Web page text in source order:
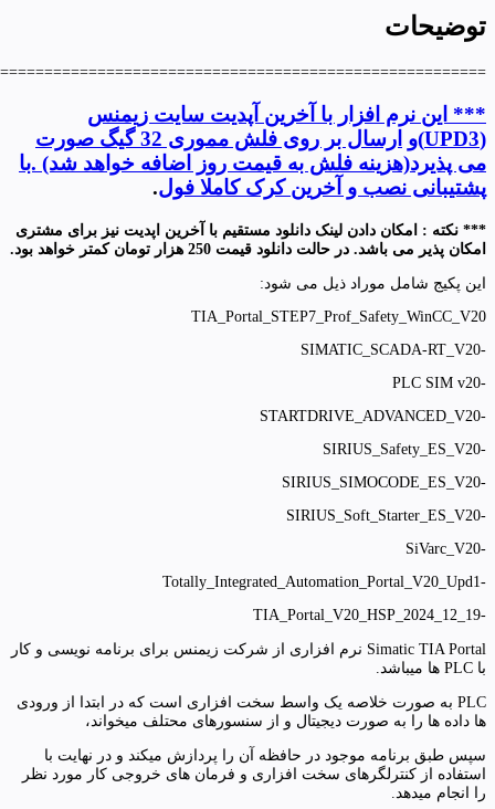
توضیحات
*** این نرم افزار با آخرین آپدیت سایت زیمنس
(UPD3)و
ارسال بر روی فلش مموری 32 گیگ صورت
می پذیرد(هزینه فلش به قیمت روز اضافه خواهد شد) .با
پشتیبانی نصب و آخرین کرک کاملا فول.
*** نکته : امکان دادن لینک دانلود مستقیم با آخرین اپدیت نیز برای مشتری
امکان پذیر می باشد. در حالت دانلود قیمت 250 هزار تومان کمتر خواهد بود.
این پکیج شامل موراد ذیل می شود:
TIA_Portal_STEP7_Prof_Safety_WinCC_V20
-SIMATIC_SCADA-RT_V20
-PLC SIM v20
-STARTDRIVE_ADVANCED_V20
-SIRIUS_Safety_ES_V20
-SIRIUS_SIMOCODE_ES_V20
-SIRIUS_Soft_Starter_ES_V20
-SiVarc_V20
-Totally_Integrated_Automation_Portal_V20_Upd1
-TIA_Portal_V20_HSP_2024_12_19
Simatic TIA Portal نرم افزاری از شرکت زیمنس برای برنامه نویسی و کار
با PLC ها میباشد.
PLC به صورت خلاصه یک واسط سخت افزاری است که در ابتدا از ورودی
ها داده ها را به صورت دیجیتال و از سنسورهای محتلف میخواند،
سپس طبق برنامه موجود در حافظه آن را پردازش میکند و در نهایت با
استفاده از کنترلگرهای سخت افزاری و فرمان های خروجی کار مورد نظر
را انجام میدهد.